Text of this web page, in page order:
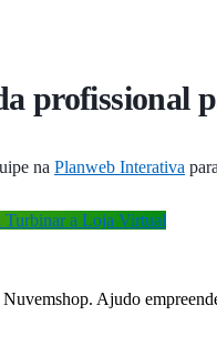
profissional
na Planweb Interativa
Turbinar a Loja Virtual
Ajudo